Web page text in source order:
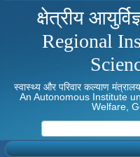
क्षेत्रीय
Regional
स्वास्थ्य और परिवार कल्याण
An Autonomous Institute
Welfare,